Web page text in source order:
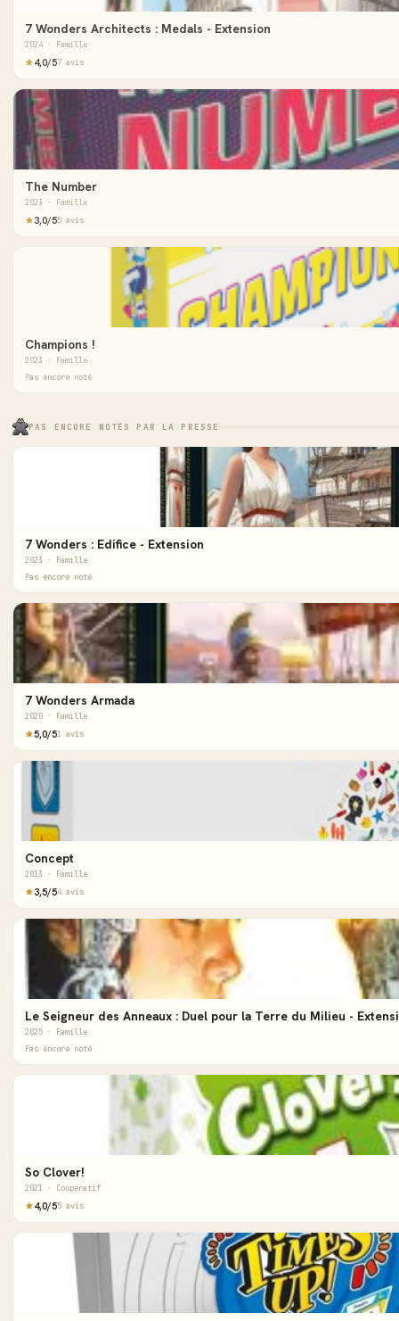
7 Wonders Architects : Medals - Extension
2024 · Famille
4,0/57 avis
The Number
2023 · Famille
3,0/55 avis
Champions !
2023 · Famille
Pas encore noté
PAS ENCORE NOTÉS PAR LA PRESSE
7 Wonders : Edifice - Extension
2023 · Famille
Pas encore noté
7 Wonders Armada
2020 · Famille
5,0/51 avis
Concept
2013 · Famille
3,5/54 avis
Le Seigneur des Anneaux : Duel pour la Terre du Milieu -
2025 · Famille
Pas encore noté
So Clover!
2021 · Coopératif
4,0/55 avis